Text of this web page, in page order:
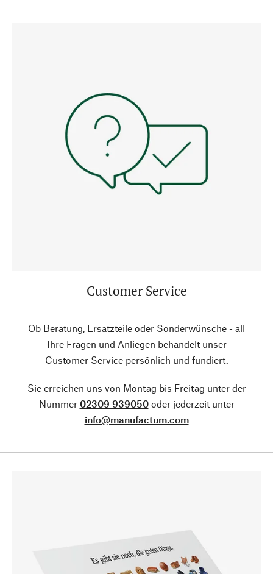
Customer Service
Ob Beratung, Ersatzteile oder Sonderwünsche - all
Ihre Fragen und Anliegen behandelt unser
Customer Service persönlich und fundiert.
Sie erreichen uns von Montag bis Freitag unter der
Nummer 02309 939050oder jederzeit unter
info@manufactum.com